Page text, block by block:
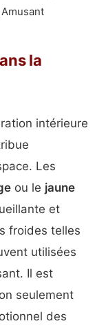
la
intérieure
Les
ou le jaune
et
froides telles
utilisées
Il est
seulement
des